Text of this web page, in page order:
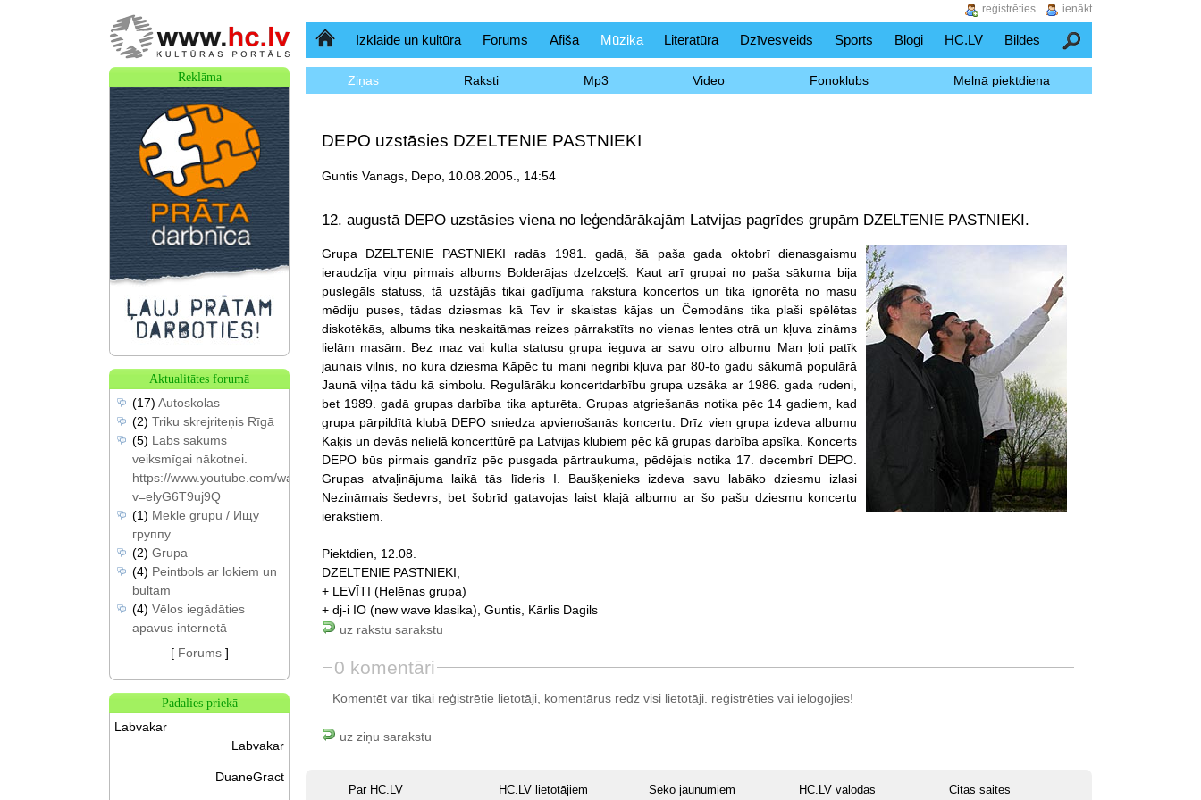
SākumlapaIzklaide un kultūra Forums Afiša Mūzika Literatūra Dzīvesveids Sports Blogi HC.LV Bildes Meklēšana
Ziņas Raksti Mp3 Video Fonoklubs Melnā piektdiena
DEPO uzstāsies DZELTENIE PASTNIEKI
Guntis Vanags, Depo, 10.08.2005., 14:54
12. augustā DEPO uzstāsies viena no leģendārākajām Latvijas pagrīdes grupām DZELTENIE PASTNIEKI.
Grupa DZELTENIE PASTNIEKI radās 1981. gadā, šā paša gada oktobrī dienasgaismu
ieraudzīja viņu pirmais albums Bolderājas dzelzceļš. Kaut arī grupai no paša sākuma bija
puslegāls statuss, tā uzstājās tikai gadījuma rakstura koncertos un tika ignorēta no masu
mēdiju puses, tādas dziesmas kā Tev ir skaistas kājas un Čemodāns tika plaši spēlētas
diskotēkās, albums tika neskaitāmas reizes pārrakstīts no vienas lentes otrā un kļuva zināms
lielām masām. Bez maz vai kulta statusu grupa ieguva ar savu otro albumu Man ļoti patīk
jaunais vilnis, no kura dziesma Kāpēc tu mani negribi kļuva par 80-to gadu sākumā populārā
Jaunā viļņa tādu kā simbolu. Regulārāku koncertdarbību grupa uzsāka ar 1986. gada rudeni,
bet 1989. gadā grupas darbība tika apturēta. Grupas atgriešanās notika pēc 14 gadiem, kad
grupa pārpildītā klubā DEPO sniedza apvienošanās koncertu. Drīz vien grupa izdeva albumu
Kaķis un devās nelielā koncerttūrē pa Latvijas klubiem pēc kā grupas darbība apsīka. Koncerts
DEPO būs pirmais gandrīz pēc pusgada pārtraukuma, pēdējais notika 17. decembrī DEPO.
Grupas atvaļinājuma laikā tās līderis I. Baušķenieks izdeva savu labāko dziesmu izlasi
Nezināmais šedevrs, bet šobrīd gatavojas laist klajā albumu ar šo pašu dziesmu koncertu
ierakstiem.
Piektdien, 12.08.
DZELTENIE PASTNIEKI,
+ LEVĪTI (Helēnas grupa)
+ dj-i IO (new wave klasika), Guntis, Kārlis Dagils
uz rakstu sarakstu
0 komentāri
Komentēt var tikai reģistrētie lietotāji, komentārus redz visi lietotāji. reģistrētiesvai ielogojies!
uz ziņu sarakstu
Par HC.LV HC.LV lietotājiem Seko jaunumiem HC.LV valodas Citas saites
Reklāma
Aktualitātes forumā
(17) Autoskolas
(2) Triku skrejriteņis Rīgā
(5) Labs sākums
veiksmīgai nākotnei.
https://www.youtube.com/watch?
v=elyG6T9uj9Q
(1) Meklē grupu / Ищу
группу
(2) Grupa
(4) Peintbols ar lokiem un
bultām
(4) Vēlos iegādāties
apavus internetā
[ Forums]
Padalies priekā
Labvakar
Labvakar
DuaneGract
ienākt
reģistrēties